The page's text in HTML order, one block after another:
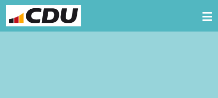
Zum Inhalt springen